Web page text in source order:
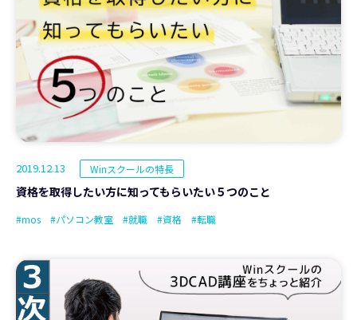
2019.12.13 Winスクールの特長
資格を取得したい方に知ってもらいたい５つのこと
#mos #パソコン教室 #就職 #資格 #転職